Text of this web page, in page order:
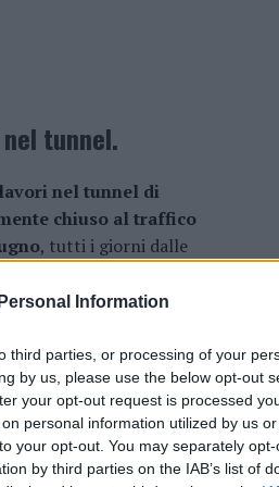
Information
third parties, or processing of your
by us, please use the below opt-out
your opt-out request is processed
personal information utilized by us
your opt-out. You may separately
by third parties on the IAB’s list of
tunnel.
nel tunnel di
chiuso al traffico
, tutti i giorni dalle
straordinaria
nel tunnel per
impianti elettrici.
completamente
il periodo in cui si